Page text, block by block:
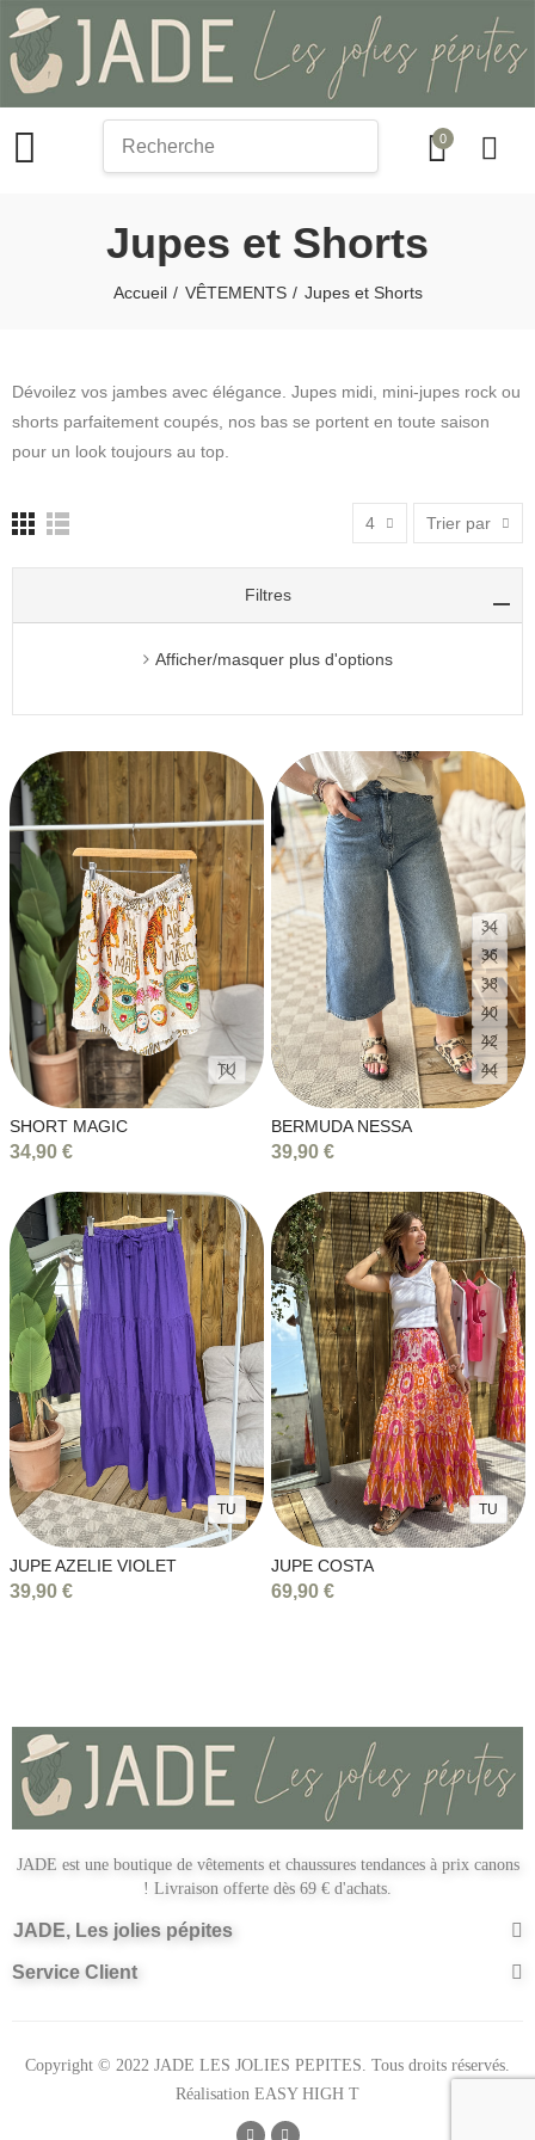
0
Jupes et Shorts
Accueil VÊTEMENTS Jupes et Shorts
Dévoilez vos jambes avec élégance. Jupes midi, mini-jupes rock ou
shorts parfaitement coupés, nos bas se portent en toute saison
pour un look toujours au top.
4 Trier par
Filtres
Afficher/masquer plus d'options
TU
SHORT MAGIC
34,90 €
34
36
38
40
42
44
BERMUDA NESSA
39,90 €
TU
JUPE AZELIE VIOLET
39,90 €
TU
JUPE COSTA
69,90 €
JADE est une boutique de vêtements et chaussures tendances à prix canons
! Livraison offerte dès 69 € d'achats.
JADE, Les jolies pépites
Service Client
Copyright © 2022 JADE LES JOLIES PEPITES. Tous droits réservés.
Réalisation EASY HIGH T